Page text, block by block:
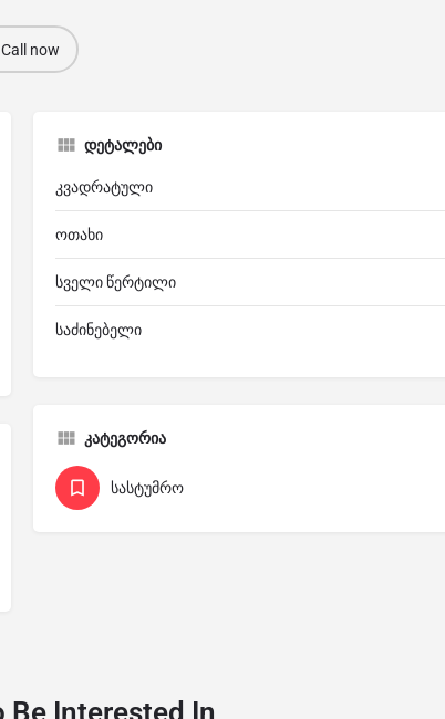
Call now
დეტალები
კვადრატული
ოთახი
სველი წერტილი
საძინებელი
კატეგორია
სასტუმრო
Be Interested In